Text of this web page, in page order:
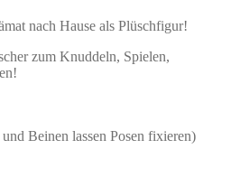
nach Hause als Plüschfigur!
zum Knuddeln, Spielen,
Beinen lassen Posen fixieren)